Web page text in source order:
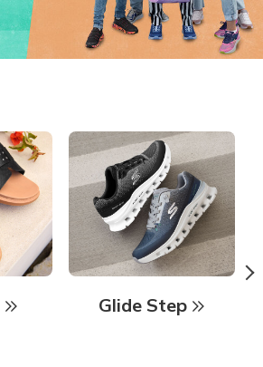
Glide Step